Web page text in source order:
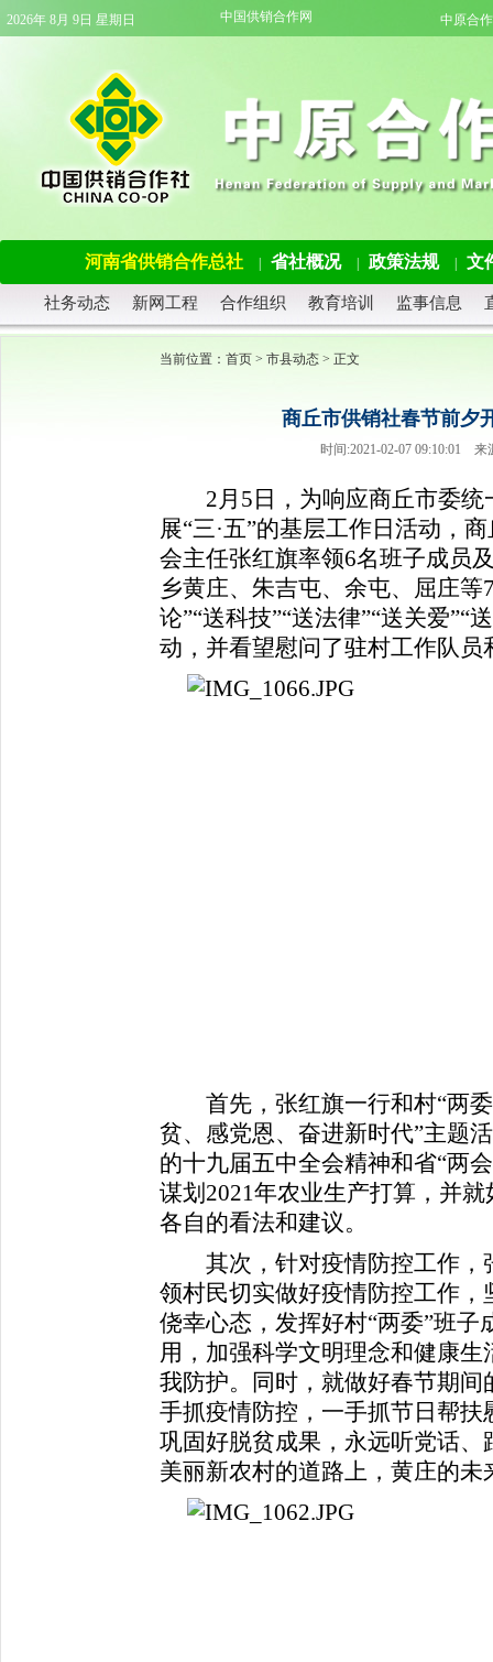
2026年 8月 9日 星期日 中国供销合作网 中原合
河南省供销合作总社 省社概况 政策法规 文
社务动态 新网工程 合作组织 教育培训 监事信息
当前位置： 首页 > 市县动态 > 正文
商丘市供销社春节前夕
时间:2021-02-07 09:10:01
2月5日，为响应商丘市委统
展“三·五”的基层工作日活动，
会主任张红旗率领6名班子成员
乡黄庄、朱吉屯、余屯、屈庄等
论”“送科技”“送法律”“送关爱”“
动，并看望慰问了驻村工作队
首先，张红旗一行和村“两委
贫、感党恩、奋进新时代”主题
的十九届五中全会精神和省“两
谋划2021年农业生产打算，并
各自的看法和建议。
其次，针对疫情防控工作，
领村民切实做好疫情防控工作
侥幸心态，发挥好村“两委”班
用，加强科学文明理念和健康
我防护。同时，就做好春节期
手抓疫情防控，一手抓节日帮
巩固好脱贫成果，永远听党话
美丽新农村的道路上，黄庄的未